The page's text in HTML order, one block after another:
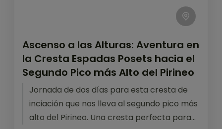
Ascenso a las Alturas: Aventura en
la Cresta Espadas Posets hacia el
Segundo Pico más Alto del Pirineo
Jornada de dos días para esta cresta de
inciación que nos lleva al segundo pico más
alto del Pirineo. Una cresta perfecta para